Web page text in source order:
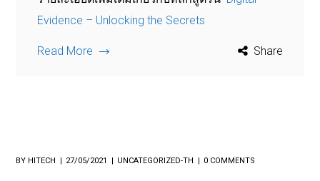
Evidence – Unlocking the Secrets
Read More Share
BY HITECH 27/05/2021 UNCATEGORIZED-TH 0 COMMENTS